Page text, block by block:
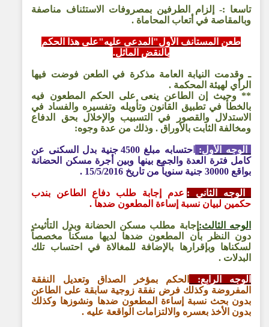
تاسعا :- إلزام الطرفين بمصروفات الاستئناف مناصفة
وبالمقاصة في أتعاب المحاماة .
طعن المستأنف الأول"المدعى عليه"على هذا الحكم
بالنقض الماثل.
ـ وقدمت النيابة العامة مذكرة في الطعن فوضت فيها
الرأي لهيئة المحكمة .
** وحيث إن الطاعن ينعى على الحكم المطعون فيه
بالخطأ في تطبيق القانون وتأويله وتفسيره والفساد في
الاستدلال والقصور في التسبيب والإخلال بحق الدفاع
ومخالفة الثابت بالأوراق . وذلك من عدة وجوه:
الوجه الأول: ا
حتسابه مبلغ 4500 جنية بدل السكنى عن
كامل فترة العدة والجمع بينها وبين أجرة مسكن الحضانة
بواقع 30000 جنية سنوياً من تاريخ 15/5/2016 .
الوجه الثاني : عدم إجابة طلب دفاع الطاعن بندب
حكمين لبيان نسبة إساءة المطعون ضدها .
الوجه الثالث: إجابة مطلب مسكن الحضانة وبدل التأثيث
دون النظر بأن المطعون ضدها لديها مسكناً مخصصاً
لسكناها وبإقرارها بالإضافة للمغالاة في احتساب تلك
البدلات .
الوجه الرابع:
الحكم بمؤخر الصداق وتعديل النفقة
المفروضة وكذلك فرض نفقة زوجية سابقة على الطاعن
بدون بحث نسبة إساءة المطعون ضدها ونشوزها وكذلك
بدون الأخذ بعسره والالتزامات الواقعة عليه .